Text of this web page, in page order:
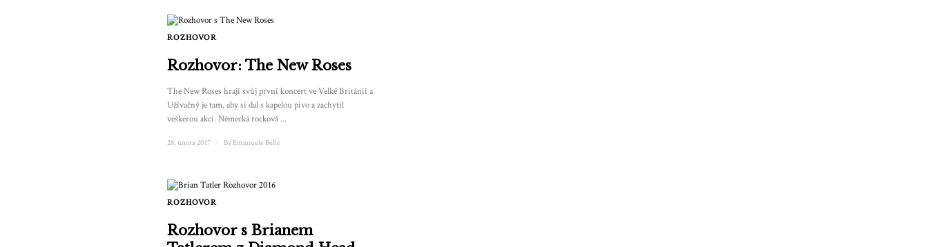
ROZHOVOR
Rozhovor: The New Roses
The New Roses hrají svůj první koncert ve Velké Británii a
Užívačný je tam, aby si dal s kapelou pivo a zachytil
veškerou akci. Německá rocková ...
28. února 2017 By Emanuele Belle
ROZHOVOR
Rozhovor s Brianem